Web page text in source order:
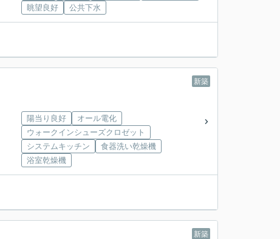
眺望良好
公共下水
新築
陽当り良好
オール電化
ウォークインシューズクロゼット
システムキッチン
食器洗い乾燥機
浴室乾燥機
新築